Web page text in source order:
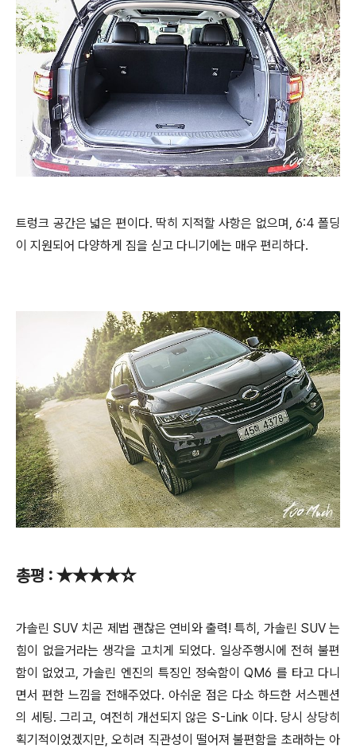
트렁크 공간은 넓은 편이다. 딱히 지적할 사항은 없으며, 6:4 폴딩
이 지원되어 다양하게 짐을 싣고 다니기에는 매우 편리하다.
총평 : ★★★★☆
가솔린 SUV 치곤 제법 괜찮은 연비와 출력! 특히, 가솔린 SUV 는
힘이 없을거라는 생각을 고치게 되었다. 일상주행시에 전혀 불편
함이 없었고, 가솔린 엔진의 특징인 정숙함이 QM6 를 타고 다니
면서 편한 느낌을 전해주었다. 아쉬운 점은 다소 하드한 서스펜션
의 세팅. 그리고, 여전히 개선되지 않은 S-Link 이다. 당시 상당히
획기적이었겠지만, 오히려 직관성이 떨어져 불편함을 초래하는 아